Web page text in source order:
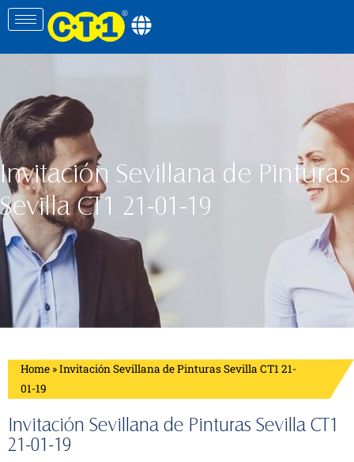
Invitación Sevillana de Pinturas
Sevilla CT1 21-01-19
Home »Invitación Sevillana de Pinturas Sevilla CT1 21-
01-19
Invitación Sevillana de Pinturas Sevilla CT1
21-01-19